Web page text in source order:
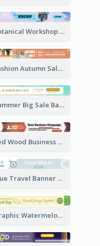
Botanical Workshop Promote Banner Ad
Fashion Autumn Sale Banner Ad
Summer Big Sale Banner Ad
Red Wood Business Banner Ad
Blue Travel Banner Ad
Graphic Watermelon International Fruit Day Leaderboard